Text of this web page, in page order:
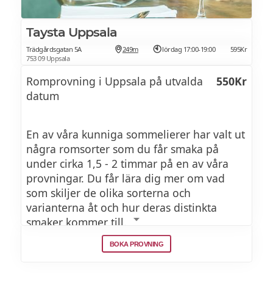
Taysta Uppsala
Trädgårdsgatan 5A
753 09 Uppsala
249m lördag 17:00-19:00 595Kr
Romprovning i Uppsala på utvalda
datum
550Kr
En av våra kunniga sommelierer har valt ut
några romsorter som du får smaka på
under cirka 1,5 - 2 timmar på en av våra
provningar. Du får lära dig mer om vad
som skiljer de olika sorterna och
varianterna åt och hur deras distinkta
smaker kommer till.
BOKA PROVNING